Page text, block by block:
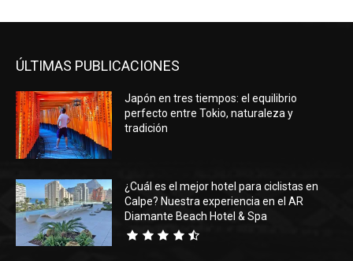
ÚLTIMAS PUBLICACIONES
Japón en tres tiempos: el equilibrio
perfecto entre Tokio, naturaleza y
tradición
¿Cuál es el mejor hotel para ciclistas en
Calpe? Nuestra experiencia en el AR
Diamante Beach Hotel & Spa